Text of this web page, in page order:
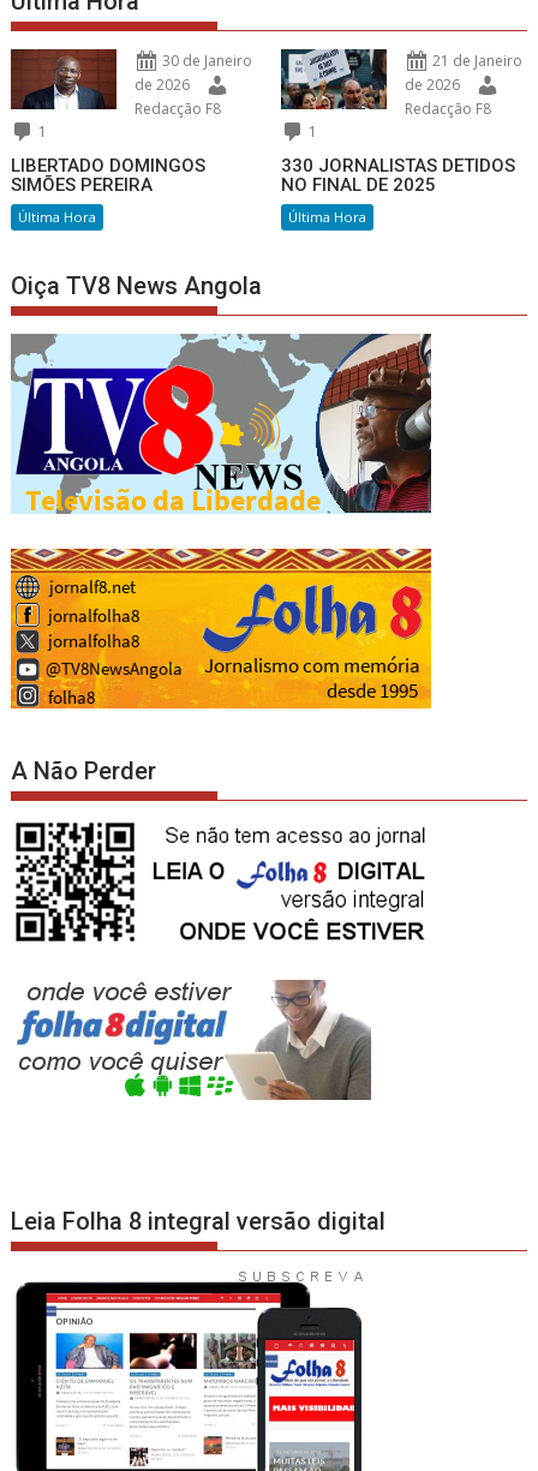
30 de Janeiro
de 2026
Redacção F8
1
LIBERTADO DOMINGOS
SIMÕES PEREIRA
Última Hora
21 de Janeiro
de 2026
Redacção F8
1
330 JORNALISTAS DETIDOS
NO FINAL DE 2025
Última Hora
Oiça TV8 News Angola
A Não Perder
Leia Folha 8 integral versão digital